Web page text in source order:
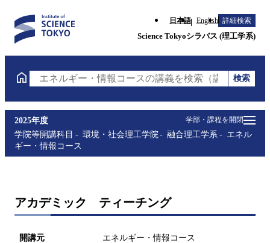
日本語 English 詳細検索
Science Tokyoシラバス (理工学系)
エネルギー・情報コースの講義を検索（講義名・科
検索
学部・課程を開閉
2025年度
学院等開講科目
環境・社会理工学院 融合理工学系
エネル
ギー・情報コース
アカデミック ティーチング
開講元 エネルギー・情報コース